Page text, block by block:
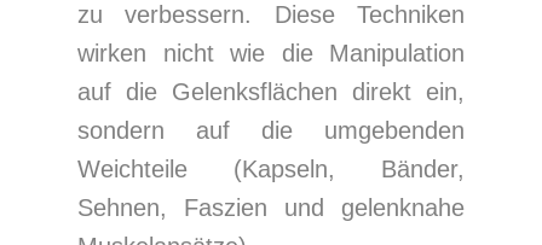
zu verbessern. Diese Techniken
wirken nicht wie die Manipulation
auf die Gelenksflächen direkt ein,
sondern auf die umgebenden
Weichteile (Kapseln, Bänder,
Sehnen, Faszien und gelenknahe